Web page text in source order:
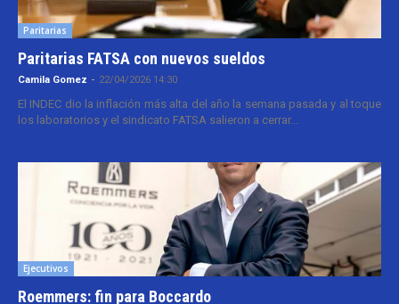
Paritarias
Paritarias FATSA con nuevos sueldos
Camila Gomez - 22/04/2026 14:30
El INDEC dio la inflación más alta del año la semana pasada y al toque
los laboratorios y el sindicato FATSA salieron a cerrar...
Ejecutivos
Roemmers: fin para Boccardo